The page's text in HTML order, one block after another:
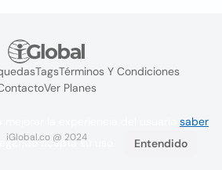
TagsTérminos Y Condiciones
Ver Planes
iGlobal.co @ 2024
saber
acepta su uso. Entendido